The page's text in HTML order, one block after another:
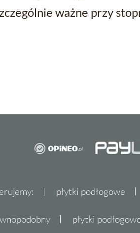
ważne przy
płytki podłogowe
płytki